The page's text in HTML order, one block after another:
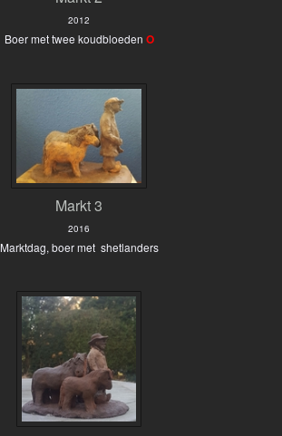
2012
Boer met twee koudbloeden O
Markt 3
2016
Marktdag, boer met shetlanders